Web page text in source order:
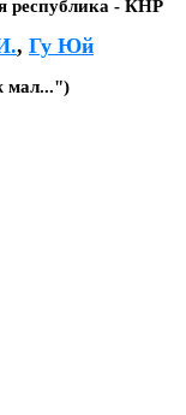
республика - КНР
, Гу Юй
мал...")